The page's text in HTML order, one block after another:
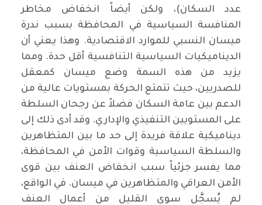
عدد السكان)، ولكن أيضاً انخفاض مخاطر
المنافسة السياسية في المحافظة بسبب ندرة
ميسان النسبي للموارد الاقتصادية. وهذا يعني أن
الديناميكيات السياسية التنافسية أقل حدة. ومما
يزيد من هذه السمة وضع ميسان كمعقل
للصدريين، حيث تتمتع الحركة بمستويات عالية من
الدعم بين عامة السكان فضلاً عن رجحان السلطة
على المستويين التنفيذي والإداري. وقد أدى ذلك إلى
ديناميكية علاقة فريدة إلى حد ما بين المتظاهرين
والسلطة السياسية وقوات الأمن في المحافظة،
مما يفسر جزئياً سبب انخفاض العنف بين قوى
الأمن العراقي والمتظاهرين في ميسان. في الواقع،
لم يُسجَّل سوى القليل من أعمال العنف